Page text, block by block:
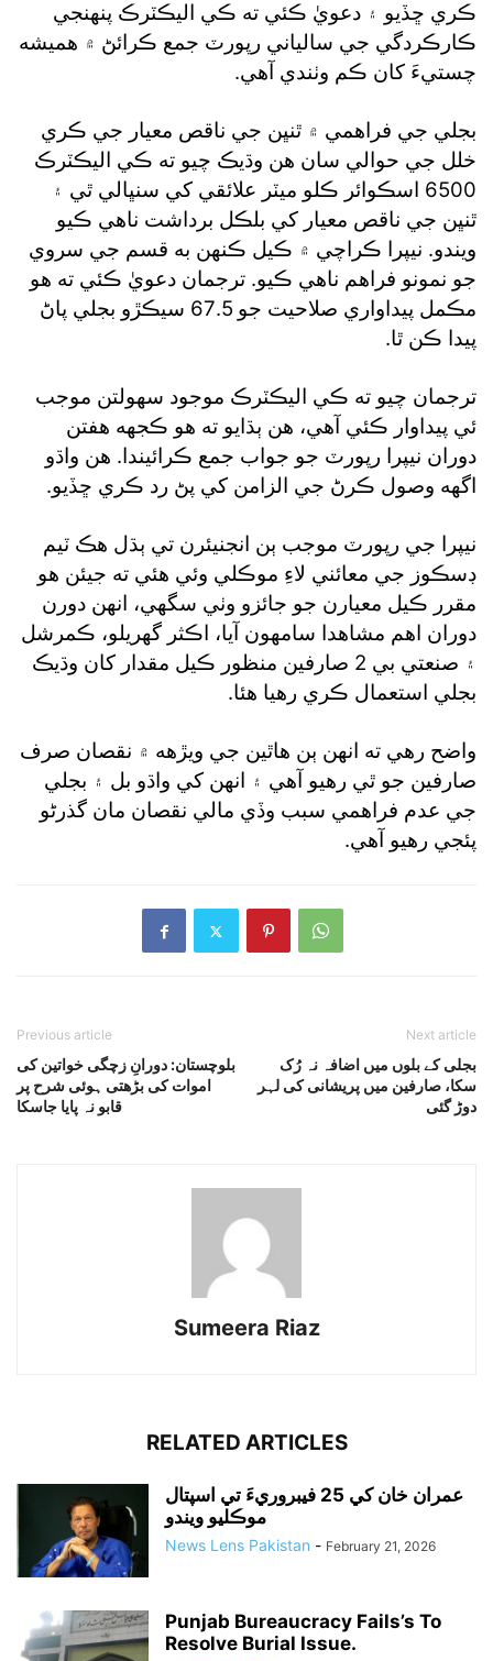
ڪري ڇڏيو ۽ دعويٰ ڪئي ته ڪي اليڪٽرڪ پنهنجي
ڪارڪردگي جي سالياني رپورٽ جمع ڪرائڻ ۾ هميشه
چستيءَ کان ڪم وٺندي آهي.
بجلي جي فراهمي ۾ ٿنڀن جي ناقص معيار جي ڪري
خلل جي حوالي سان هن وڌيڪ چيو ته ڪي اليڪٽرڪ
6500 اسڪوائر ڪلو ميٽر علائقي کي سنڀالي ٿي ۽
ٿنڀن جي ناقص معيار کي بلڪل برداشت ناهي ڪيو
ويندو. نيپرا ڪراچي ۾ ڪيل ڪنهن به قسم جي سروي
جو نمونو فراهم ناهي ڪيو. ترجمان دعويٰ ڪئي ته هو
مڪمل پيداواري صلاحيت جو 67.5 سيڪڙو بجلي پاڻ
پيدا ڪن ٿا.
ترجمان چيو ته ڪي اليڪٽرڪ موجود سهولتن موجب
ئي پيداوار ڪئي آهي، هن ٻڌايو ته هو ڪجهه هفتن
دوران نيپرا رپورٽ جو جواب جمع ڪرائيندا. هن واڌو
اگهه وصول ڪرڻ جي الزامن کي پڻ رد ڪري ڇڏيو.
نيپرا جي رپورٽ موجب ٻن انجنيئرن تي ٻڌل هڪ ٽيم
ڊسڪوز جي معائني لاءِ موڪلي وئي هئي ته جيئن هو
مقرر ڪيل معيارن جو جائزو وٺي سگهي، انهن دورن
دوران اهم مشاهدا سامهون آيا، اڪثر گهريلو، ڪمرشل
۽ صنعتي بي 2 صارفين منظور ڪيل مقدار کان وڌيڪ
بجلي استعمال ڪري رهيا هئا.
واضح رهي ته انهن ٻن هاٿين جي ويڙهه ۾ نقصان صرف
صارفين جو ٿي رهيو آهي ۽ انهن کي واڌو بل ۽ بجلي
جي عدم فراهمي سبب وڏي مالي نقصان مان گذرڻو
پئجي رهيو آهي.
Previous article
بلوچستان: دورانِ زچگی خواتین کی
اموات کی بڑھتی ہوئی شرح پر
قابو نہ پایا جاسکا
Next article
بجلی کے بلوں میں اضافہ نہ رُک
سکا، صارفین میں پریشانی کی لہر
دوڑ گئی
Sumeera Riaz
RELATED ARTICLES
عمران خان کي 25 فيبروريءَ تي اسپتال
موڪليو ويندو
News Lens Pakistan - February 21, 2026
Punjab Bureaucracy Fails’s To
Resolve Burial Issue.